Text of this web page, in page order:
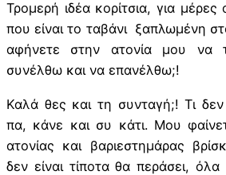
Τρομερή ιδέα κορίτσια, για μέρες
που είναι το ταβάνι ξαπλωμένη
αφήνετε στην ατονία μου να
συνέλθω και να επανέλθω;!
Καλά θες και τη συνταγή;! Τι
πα, κάνε και συ κάτι. Μου
ατονίας και βαριεστημάρας
δεν είναι τίποτα θα περάσει,